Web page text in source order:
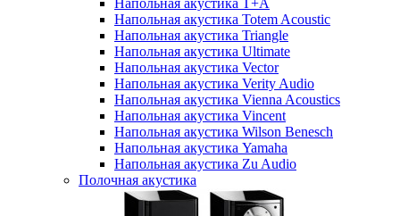
Напольная акустика T+A
Напольная акустика Totem Acoustic
Напольная акустика Triangle
Напольная акустика Ultimate
Напольная акустика Vector
Напольная акустика Verity Audio
Напольная акустика Vienna Acoustics
Напольная акустика Vincent
Напольная акустика Wilson Benesch
Напольная акустика Yamaha
Напольная акустика Zu Audio
Полочная акустика